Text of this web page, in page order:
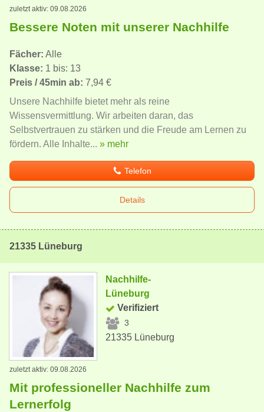
zuletzt aktiv: 09.08.2026
Bessere Noten mit unserer Nachhilfe
Fächer: Alle
Klasse: 1 bis: 13
Preis / 45min ab: 7,94 €
Unsere Nachhilfe bietet mehr als reine
Wissensvermittlung. Wir arbeiten daran, das
Selbstvertrauen zu stärken und die Freude am Lernen zu
fördern. Alle Inhalte... » mehr
Telefon
Details
21335 Lüneburg
Nachhilfe-
Lüneburg
Verifiziert
3
21335 Lüneburg
zuletzt aktiv: 09.08.2026
Mit professioneller Nachhilfe zum
Lernerfolg